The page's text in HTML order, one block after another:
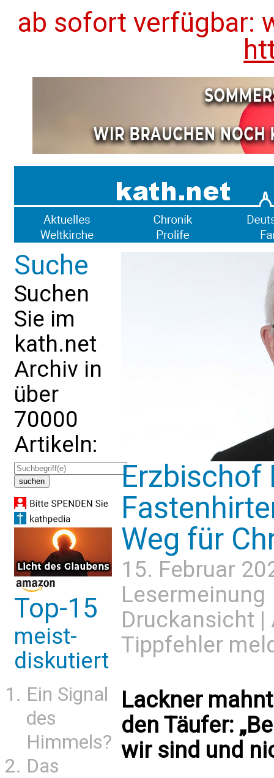
ab sofort verfügbar:
Suche
Suchen
Sie im
kath.net
Archiv in
über
70000
Artikeln:
Top-15
meist-
diskutiert
Ein Signal
des
Himmels?
Das
Erzbischof
Weg für
15. Februar
Lesermeinung
Druckansicht |
Tippfehler
Lackner
den Täufer:
wir sind und